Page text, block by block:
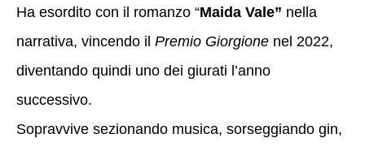
Ha esordito con il romanzo “Maida Vale” nella
narrativa, vincendo il Premio Giorgione nel 2022,
diventando quindi uno dei giurati l’anno
successivo.
Sopravvive sezionando musica, sorseggiando gin,